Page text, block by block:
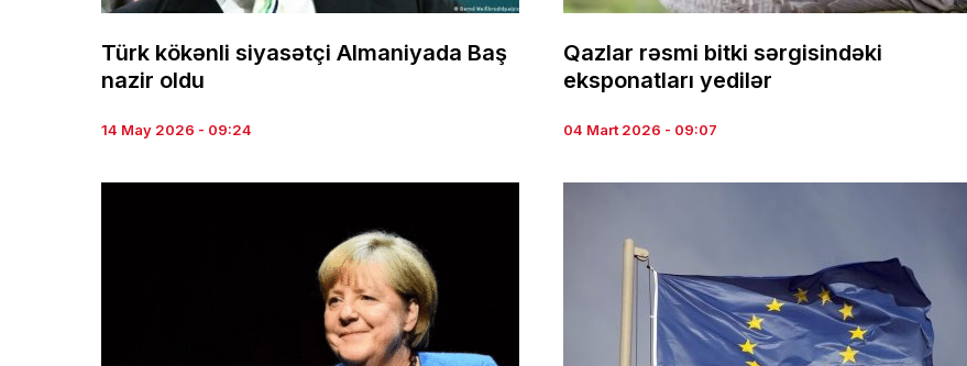
Türk kökənli siyasətçi Almaniyada Baş
nazir oldu
14 May 2026 - 09:24
Qazlar rəsmi bitki sərgisindəki
eksponatları yedilər
04 Mart 2026 - 09:07